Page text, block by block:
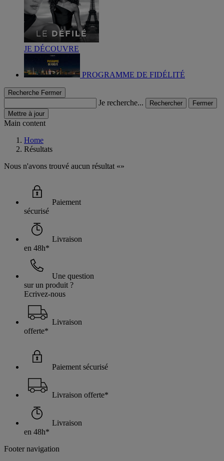
JE DÉCOUVRE
PROGRAMME DE FIDÉLITÉ
Recherche Fermer
Je recherche... Rechercher
Fermer
Mettre à jour
Main content
Home
Résultats
Nous n'avons trouvé aucun résultat
Paiement
sécurisé
Livraison
en 48h*
Une question
sur un produit ?
Ecrivez-nous
Livraison
offerte*
Paiement sécurisé
Livraison offerte*
Livraison
en 48h*
Footer navigation